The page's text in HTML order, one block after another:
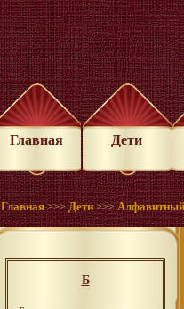
Главная Дети
Главная >>>Дети >>>Алфавитный
Б